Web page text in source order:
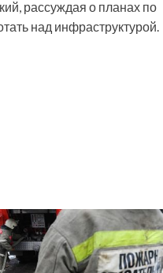
рассуждая о планах по
над инфраструктурой.